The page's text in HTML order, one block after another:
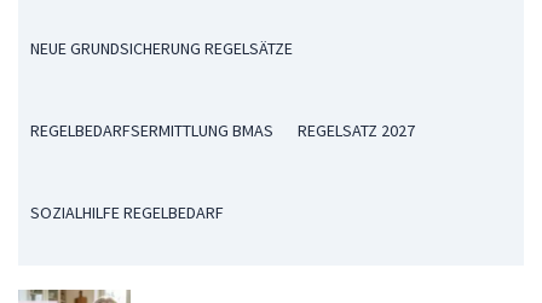
NEUE GRUNDSICHERUNG REGELSÄTZE
REGELBEDARFSERMITTLUNG BMAS REGELSATZ 2027
SOZIALHILFE REGELBEDARF